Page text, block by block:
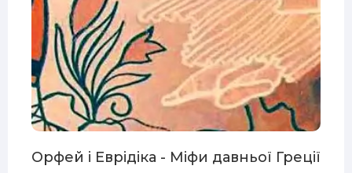
Орфей і Еврідіка - Міфи давньої Греції